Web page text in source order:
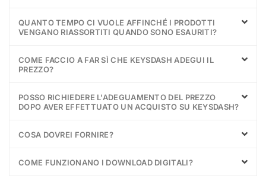
QUANTO TEMPO CI VUOLE AFFINCHÉ I PRODOTTI
VENGANO RIASSORTITI QUANDO SONO ESAURITI?
COME FACCIO A FAR SÌ CHE KEYSDASH ADEGUI IL
PREZZO?
POSSO RICHIEDERE L'ADEGUAMENTO DEL PREZZO
DOPO AVER EFFETTUATO UN ACQUISTO SU KEYSDASH?
COSA DOVREI FORNIRE?
COME FUNZIONANO I DOWNLOAD DIGITALI?